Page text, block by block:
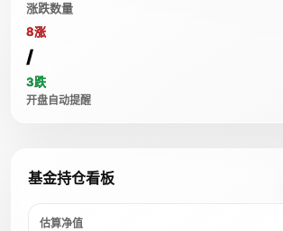
涨跌数量
8涨
/
3跌
开盘自动提醒
基金持仓看板
估算净值